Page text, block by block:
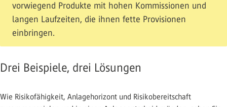
vorwiegend Produkte mit hohen Kommissionen und
langen Laufzeiten, die ihnen fette Provisionen
einbringen.
Drei Beispiele, drei Lösungen
Wie Risikofähigkeit, Anlagehorizont und Risikobereitschaft